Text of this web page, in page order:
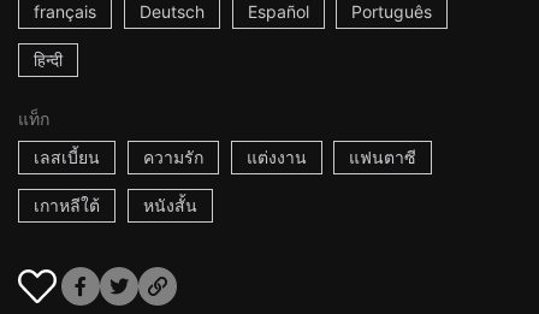
français Deutsch Español Português
हिन्दी
แท็ก
เลสเบี้ยน
ความรัก แต่งงาน แฟนตาซี
เกาหลีใต้ หนังสั้น